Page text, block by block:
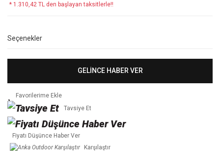
* 1.310,42 TL den başlayan taksitlerle!!
Seçenekler
GELİNCE HABER VER
Tavsiye Et
Fiyatı Düşünce Haber Ver
Karşılaştır